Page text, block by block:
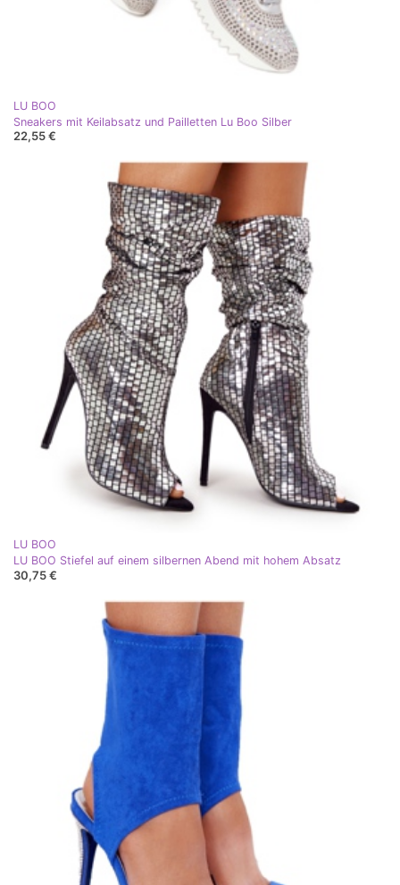
LU BOO
Sneakers mit Keilabsatz und Pailletten Lu Boo Silber
22,55 €
LU BOO
LU BOO Stiefel auf einem silbernen Abend mit hohem Absatz
30,75 €